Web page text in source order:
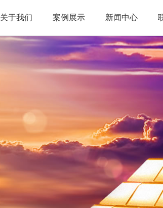
关于我们 案例展示 新闻中心